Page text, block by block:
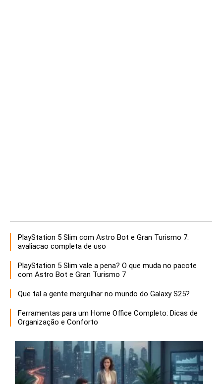
PlayStation 5 Slim com Astro Bot e Gran Turismo 7:
avaliacao completa de uso
PlayStation 5 Slim vale a pena? O que muda no pacote
com Astro Bot e Gran Turismo 7
Que tal a gente mergulhar no mundo do Galaxy S25?
Ferramentas para um Home Office Completo: Dicas de
Organização e Conforto